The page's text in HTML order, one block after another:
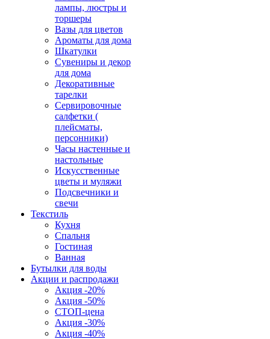
лампы, люстры и
торшеры
Вазы для цветов
Ароматы для дома
Шкатулки
Сувениры и декор
для дома
Декоративные
тарелки
Сервировочные
салфетки (
плейсматы,
персонники)
Часы настенные и
настольные
Искусственные
цветы и муляжи
Подсвечники и
свечи
Текстиль
Кухня
Спальня
Гостиная
Ванная
Бутылки для воды
Акции и распродажи
Акция -20%
Акция -50%
СТОП-цена
Акция -30%
Акция -40%